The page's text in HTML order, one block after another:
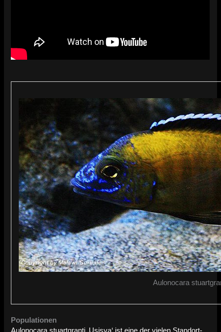
Aulonocara
Populationen